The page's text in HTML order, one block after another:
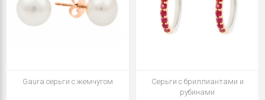
Gaura серьги с жемчугом
Серьги с бриллиантами и
рубинами